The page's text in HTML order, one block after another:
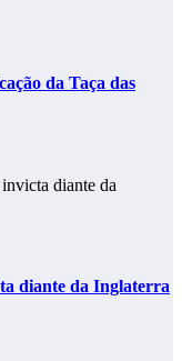
da Taça das
diante da Inglaterra